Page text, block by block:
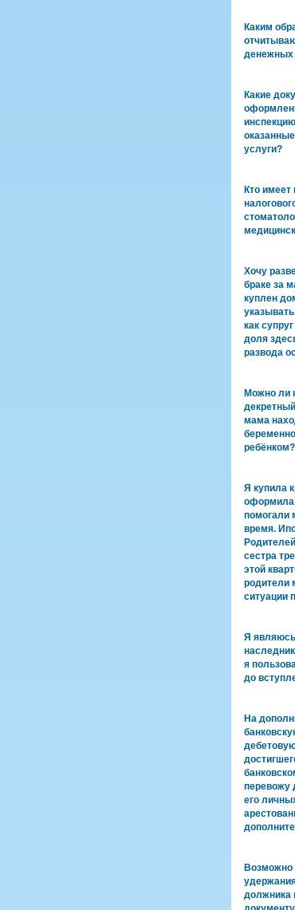
Каким
денежных
Какие
услуги?
Кто имеет
Хочу
браке за
куплен
как
доля
развода
Можно ли
мама
ребёнком?
Я купила
оформила
помогали
время.
сестра
этой
родители
ситуации
Я
я
до
На
перевожу
его
Возможно
должника